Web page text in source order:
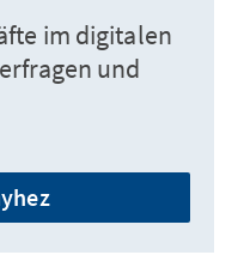
im digitalen
und